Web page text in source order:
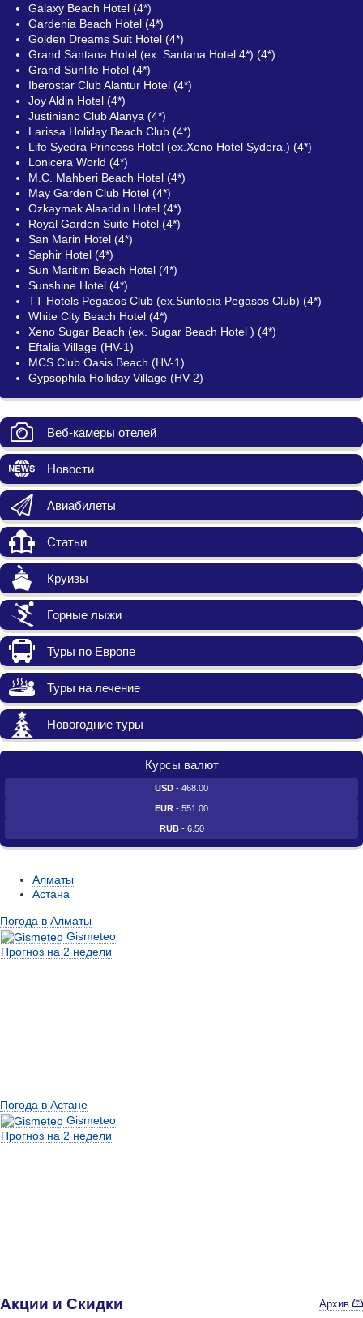
Galaxy Beach Hotel (4*)
Gardenia Beach Hotel (4*)
Golden Dreams Suit Hotel (4*)
Grand Santana Hotel (ex. Santana Hotel 4*) (4*)
Grand Sunlife Hotel (4*)
Iberostar Club Alantur Hotel (4*)
Joy Aldin Hotel (4*)
Justiniano Club Alanya (4*)
Larissa Holiday Beach Club (4*)
Life Syedra Princess Hotel (ex.Xeno Hotel Sydera.) (4*)
Lonicera World (4*)
M.C. Mahberi Beach Hotel (4*)
May Garden Club Hotel (4*)
Ozkaymak Alaaddin Hotel (4*)
Royal Garden Suite Hotel (4*)
San Marin Hotel (4*)
Saphir Hotel (4*)
Sun Maritim Beach Hotel (4*)
Sunshine Hotel (4*)
TT Hotels Pegasos Club (ex.Suntopia Pegasos Club) (4*)
White City Beach Hotel (4*)
Xeno Sugar Beach (ех. Sugar Beach Hotel ) (4*)
Eftalia Village (HV-1)
MCS Club Oasis Beach (HV-1)
Gypsophila Holliday Village (HV-2)
Веб-камеры отелей
Новости
Авиабилеты
Статьи
Круизы
Горные лыжи
Туры по Европе
Туры на лечение
Новогодние туры
Курсы валют
USD - 468.00
EUR - 551.00
RUB- 6.50
Алматы
Астана
Погода в Алматы
Gismeteo
Прогноз на 2 недели
Погода в Астане
Gismeteo
Прогноз на 2 недели
Акции и Скидки Архив